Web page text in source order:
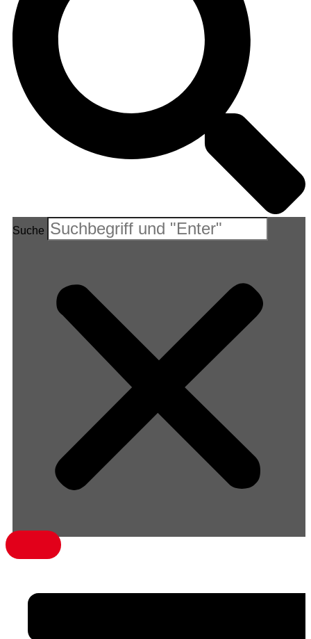
Suche